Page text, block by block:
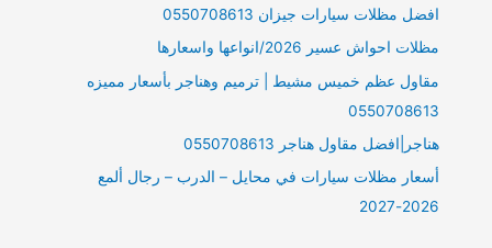
افضل مظلات سيارات جيزان 0550708613
مظلات احواش عسير 2026/انواعها واسعارها
مقاول عظم خميس مشيط | ترميم وهناجر بأسعار مميزه
0550708613
هناجر|افضل مقاول هناجر 0550708613
أسعار مظلات سيارات في محايل – الدرب – رجال ألمع
2026-2027